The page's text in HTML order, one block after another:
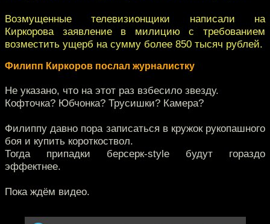
Возмущенные телевизионщики написали на
Киркорова заявление в милицию с требованием
возместить ущерб на сумму более 850 тысяч рублей.
Филипп Киркоров послал журналистку
Не указано, что на этот раз взбесило звезду.
Кофточка? Юбчонка? Трусишки? Камера?
Филиппу давно пора записаться в кружок рукопашного
боя и купить короткоствол.
Тогда припадки берсерк-style будут гораздо
эффектнее.
Пока ждём видео.